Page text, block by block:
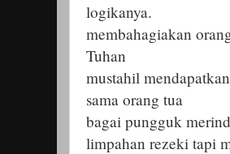
logikanya.
membahagiakan
Tuhan
mustahil
sama orang tua
bagai pungguk
limpahan rezeki tapi